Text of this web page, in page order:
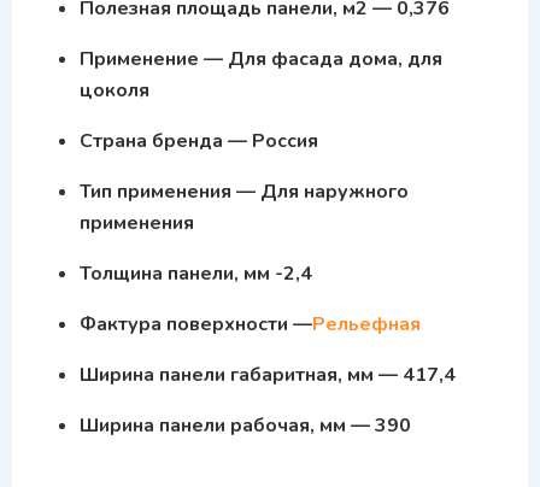
Полезная площадь панели, м2 — 0,376
Применение — Для фасада дома, для
цоколя
Страна бренда — Россия
Тип применения — Для наружного
применения
Толщина панели, мм -2,4
Фактура поверхности —Рельефная
Ширина панели габаритная, мм — 417,4
Ширина панели рабочая, мм — 390